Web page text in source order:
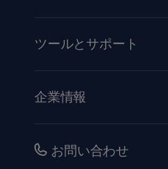
サービス
ツールとサポート
イベント
販売代理店向け情報
企業情報
キャリア
お問い合わせ